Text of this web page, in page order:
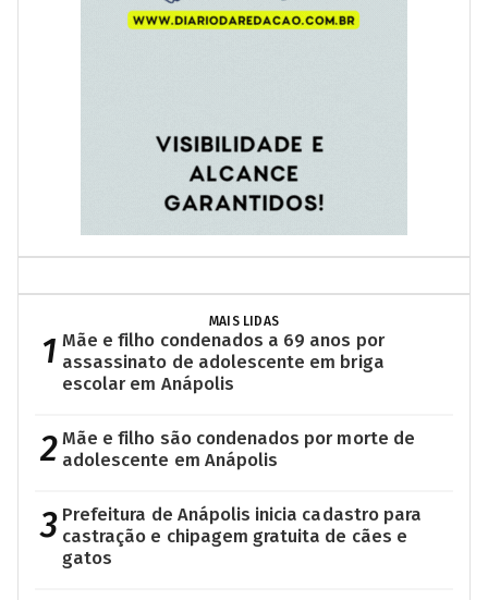
MAIS LIDAS
1 Mãe e filho condenados a 69 anos por
assassinato de adolescente em briga
escolar em Anápolis
2 Mãe e filho são condenados por morte de
adolescente em Anápolis
3 Prefeitura de Anápolis inicia cadastro para
castração e chipagem gratuita de cães e
gatos